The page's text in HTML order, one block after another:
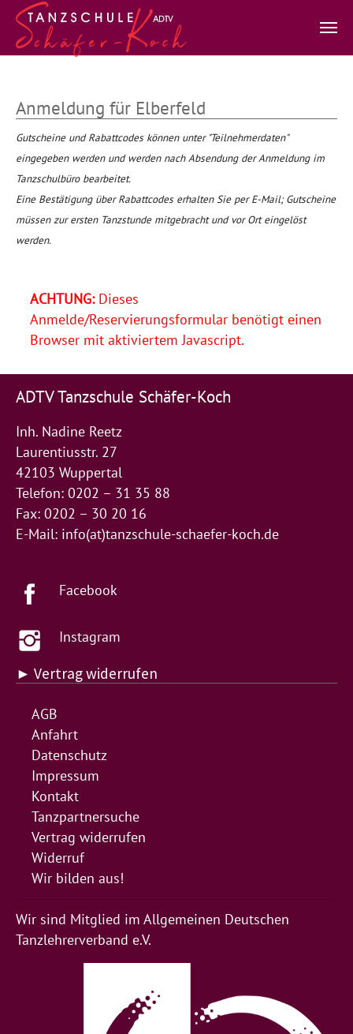
Anmeldung für Elberfeld
Gutscheine und Rabattcodes können unter "Teilnehmerdaten"
eingegeben werden und werden nach Absendung der Anmeldung im
Tanzschulbüro bearbeitet.
Eine Bestätigung über Rabattcodes erhalten Sie per E-Mail; Gutscheine
müssen zur ersten Tanzstunde mitgebracht und vor Ort eingelöst
werden.
ACHTUNG:Dieses
Anmelde/Reservierungsformular benötigt einen
Browser mit aktiviertem Javascript.
ADTV Tanzschule Schäfer-Koch
Inh. Nadine Reetz
Laurentiusstr. 27
42103 Wuppertal
Telefon: 0202 – 31 35 88
Fax: 0202 – 30 20 16
E-Mail: info(at)tanzschule-schaefer-koch.de
Facebook
Instagram
► Vertrag widerrufen
AGB
Anfahrt
Datenschutz
Impressum
Kontakt
Tanzpartnersuche
Vertrag widerrufen
Widerruf
Wir bilden aus!
Wir sind Mitglied im Allgemeinen Deutschen
Tanzlehrerverband e.V.